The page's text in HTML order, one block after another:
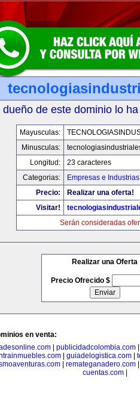
dueño de este dominio lo
Mayusculas:
Minusculas:
Longitud:
23 caracteres
Categorias:
Empresas e Industrias
Precio:
Realizar una oferta!
Visitar!
Serán consideradas
Realizar una Oferta
Precio Ofrecido $
en venta:
publicidadcolombia.com
| guiadelogistica.com|
| remateganadero.com
cuentas.com|